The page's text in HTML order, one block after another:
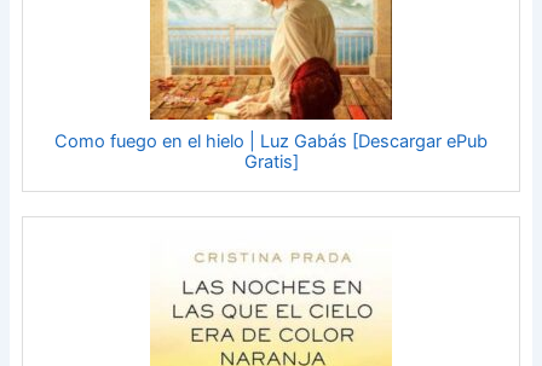
Como fuego en el hielo | Luz Gabás [Descargar ePub
Gratis]